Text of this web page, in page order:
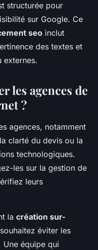
structurée pour
sur Google. Ce
seo inclut
des textes et
externes.
les agences de
?
agences, notamment
clarté du devis ou la
technologiques.
les sur la gestion de
leurs
la création sur-
éviter les
Une équipe qui